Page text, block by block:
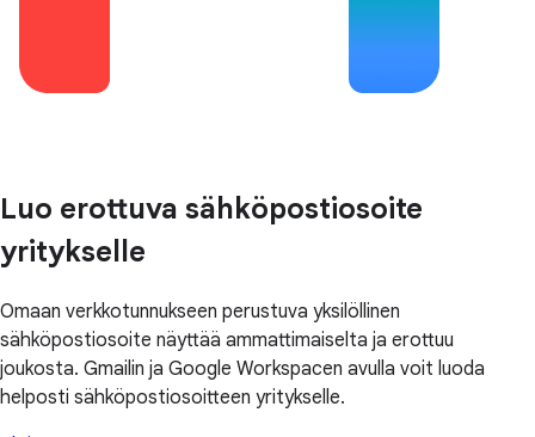
Luo erottuva sähköpostiosoite
yritykselle
Omaan verkkotunnukseen perustuva yksilöllinen
sähköpostiosoite näyttää ammattimaiselta ja erottuu
joukosta. Gmailin ja Google Workspacen avulla voit luoda
helposti sähköpostiosoitteen yritykselle.